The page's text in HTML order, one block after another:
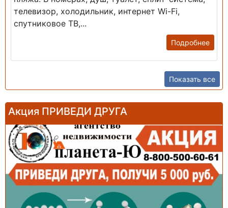
телевизор, холодильник, интернет Wi-Fi,
спутниковое ТВ,...
Подробнее
Показать все
Акция ПРИВЕДИ ДРУГА